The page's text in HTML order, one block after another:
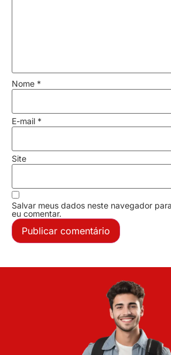
Nome *
E-mail *
Site
Salvar meus dados neste navegador
eu comentar.